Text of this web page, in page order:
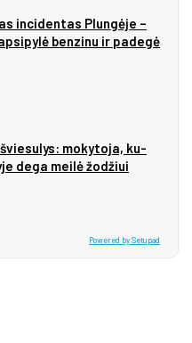
in­ci­den­tas Plun­gė­je –
ben­zi­nu ir pa­de­gė
mo­ky­to­ja, ku­
de­ga mei­lė žo­džiui
Powered by Setupad